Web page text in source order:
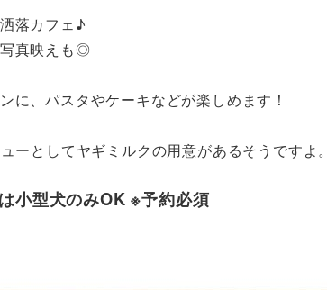
落カフェ♪
真映えも◎
に、パスタやケーキなどが楽しめます！
としてヤギミルクの用意があるそうですよ。
小型犬のみOK ※予約必須